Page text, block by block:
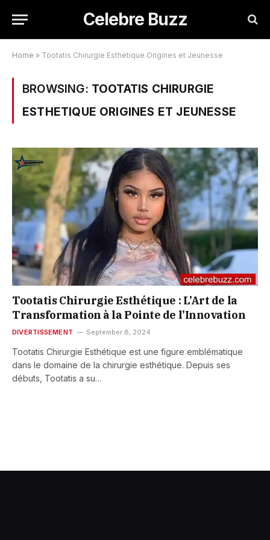
Celebre Buzz
Home » Tootatis Chirurgie Esthetique Origines et Jeunesse
BROWSING: TOOTATIS CHIRURGIE
ESTHETIQUE ORIGINES ET JEUNESSE
Tootatis Chirurgie Esthétique : L’Art de la
Transformation à la Pointe de l’Innovation
DIVERTISSEMENT September 8, 2024
Tootatis Chirurgie Esthétique est une figure emblématique
dans le domaine de la chirurgie esthétique. Depuis ses
débuts, Tootatis a su…